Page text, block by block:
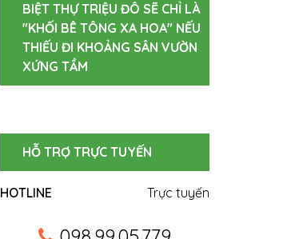
BIỆT THỰ TRIỆU ĐÔ SẼ CHỈ LÀ
"KHỐI BÊ TÔNG XA HOA" NẾU
THIẾU ĐI KHOẢNG SÂN VƯỜN
XỨNG TẦM
HỖ TRỢ TRỰC TUYẾN
HOTLINE Trực tuyến